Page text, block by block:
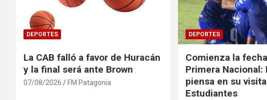
DEPORTES
La CAB falló a favor de Huracán
y la final será ante Brown
07/08/2026 FM Patagonia
DEPORTES
Comienza la
Primera Nacional:
piensa en su
Estudiantes